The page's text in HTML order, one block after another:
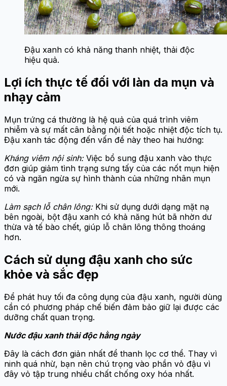
Đậu xanh có khả năng thanh nhiệt, thải độc
hiệu quả.
Lợi ích thực tế đối với làn da mụn và
nhạy cảm
Mụn trứng cá thường là hệ quả của quá trình viêm
nhiễm và sự mất cân bằng nội tiết hoặc nhiệt độc tích tụ.
Đậu xanh tác động đến vấn đề này theo hai hướng:
Kháng viêm nội sinh:Việc bổ sung đậu xanh vào thực
đơn giúp giảm tình trạng sưng tấy của các nốt mụn hiện
có và ngăn ngừa sự hình thành của những nhân mụn
mới.
Làm sạch lỗ chân lông:Khi sử dụng dưới dạng mặt nạ
bên ngoài, bột đậu xanh có khả năng hút bã nhờn dư
thừa và tế bào chết, giúp lỗ chân lông thông thoáng
hơn.
Cách sử dụng đậu xanh cho sức
khỏe và sắc đẹp
Để phát huy tối đa công dụng của đậu xanh, người dùng
cần có phương pháp chế biến đảm bảo giữ lại được các
dưỡng chất quan trọng.
Nước đậu xanh thảiđộc hằng ngày
Đây là cách đơn giản nhất để thanh lọc cơ thể. Thay vì
ninh quá nhừ, bạn nên chú trọng vào phần vỏ đậu vì
đây vỏ tập trung nhiều chất chống oxy hóa nhất.